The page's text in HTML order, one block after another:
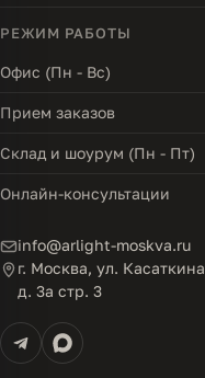
РЕЖИМ РАБОТЫ
Офис (Пн - Вс)
Прием заказов
Склад и шоурум (Пн - Пт)
Онлайн-консультации
info@arlight-moskva.ru
г. Москва, ул. Касаткина
д. 3а стр. 3